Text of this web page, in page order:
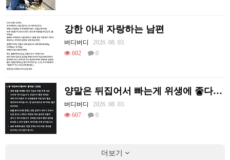
강한 아내 자랑하는 남편
버디버디
2026. 08. 03.
602
0
양말은 뒤집어서 빠는게 위생에 좋다고함
버디버디
2026. 08. 03.
607
0
더보기